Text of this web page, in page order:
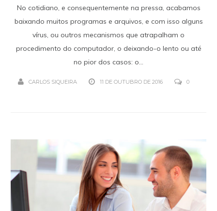
No cotidiano, e consequentemente na pressa, acabamos
baixando muitos programas e arquivos, e com isso alguns
vírus, ou outros mecanismos que atrapalham o
procedimento do computador, o deixando-o lento ou até
no pior dos casos: o...
CARLOS SIQUEIRA 11 DE OUTUBRO DE 2016 0